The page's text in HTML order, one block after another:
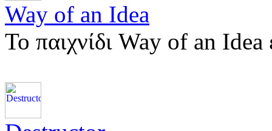
Way of an Idea
Το παιχνίδι Way of an